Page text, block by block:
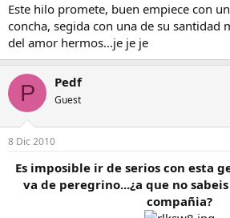
Este hilo promete, buen empiece con
concha, segida con una de su santidad
del amor hermos...je je je
P Pedf
Guest
8 Dic 2010
Es imposible ir de serios con esta
va de peregrino...¿a que no
compañia?